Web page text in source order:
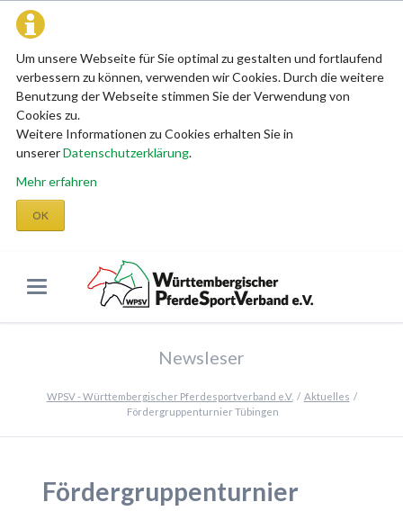
Um unsere Webseite für Sie optimal zu gestalten und fortlaufend
verbessern zu können, verwenden wir Cookies. Durch die weitere
Benutzung der Webseite stimmen Sie der Verwendung von
Cookies zu.
Weitere Informationen zu Cookies erhalten Sie in
unsererDatenschutzerklärung.
Mehr erfahren
OK
Newsleser
WPSV - Württembergischer Pferdesportverband e.V.
Aktuelles
Fördergruppenturnier Tübingen
Fördergruppenturnier